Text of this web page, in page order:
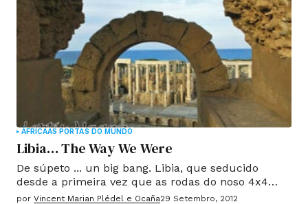
ÁFRICAAS PORTAS DO MUNDO
Libia… The Way We Were
De súpeto ... un big bang. Libia, que seducido
desde a primeira vez que as rodas do noso 4x4
mordido a area e as botas pisaron cidades
por Vincent Marian Plédel e Ocaña29 Setembro, 2012